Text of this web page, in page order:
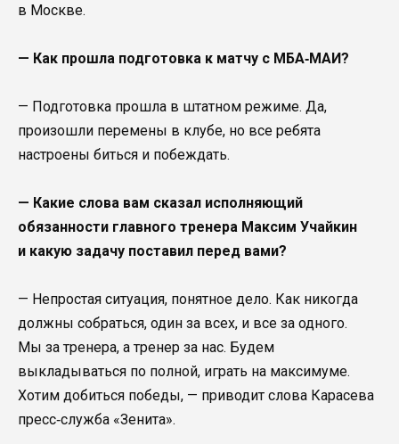
в Москве.
— Как прошла подготовка к матчу с МБА‑МАИ?
— Подготовка прошла в штатном режиме. Да,
произошли перемены в клубе, но все ребята
настроены биться и побеждать.
— Какие слова вам сказал исполняющий
обязанности главного тренера Максим Учайкин
и какую задачу поставил перед вами?
— Непростая ситуация, понятное дело. Как никогда
должны собраться, один за всех, и все за одного.
Мы за тренера, а тренер за нас. Будем
выкладываться по полной, играть на максимуме.
Хотим добиться победы, — приводит слова Карасева
пресс‑служба «Зенита».